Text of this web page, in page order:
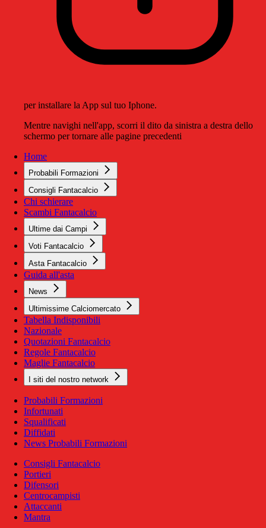
per installare la App sul tuo Iphone.
Mentre navighi nell'app, scorri il dito da sinistra a destra dello
schermo per tornare alle pagine precedenti
Home
Probabili Formazioni
Consigli Fantacalcio
Chi schierare
Scambi Fantacalcio
Ultime dai Campi
Voti Fantacalcio
Asta Fantacalcio
Guida all'asta
News
Ultimissime Calciomercato
Tabella Indisponibili
Nazionale
Quotazioni Fantacalcio
Regole Fantacalcio
Maglie Fantacalcio
I siti del nostro network
Probabili Formazioni
Infortunati
Squalificati
Diffidati
News Probabili Formazioni
Consigli Fantacalcio
Portieri
Difensori
Centrocampisti
Attaccanti
Mantra